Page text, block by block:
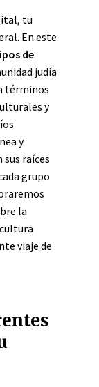
tu
En este
de
judía
términos
y
y
raíces
grupo
la
viaje de